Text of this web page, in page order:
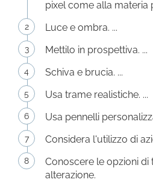
pixel come alla materia
Luce e ombra. ...
Mettilo in prospettiva. ...
Schiva e brucia. ...
Usa trame realistiche. ...
Usa pennelli
Considera l'utilizzo di
Conoscere le opzioni di
alterazione.